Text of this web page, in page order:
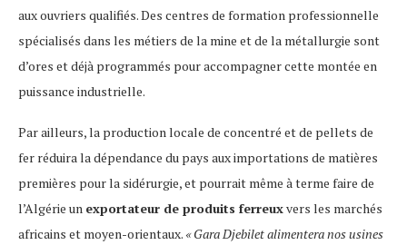
aux ouvriers qualifiés. Des centres de formation professionnelle
spécialisés dans les métiers de la mine et de la métallurgie sont
d’ores et déjà programmés pour accompagner cette montée en
puissance industrielle.
Par ailleurs, la production locale de concentré et de pellets de
fer réduira la dépendance du pays aux importations de matières
premières pour la sidérurgie, et pourrait même à terme faire de
l’Algérie un exportateur de produits ferreuxvers les marchés
africains et moyen-orientaux.« Gara Djebilet alimentera nos usines